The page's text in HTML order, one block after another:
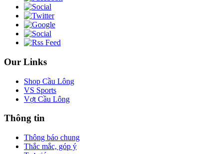
Our Links
Shop Cầu Lông
VS Sports
Vợt Cầu Lông
Thông tin
Thông báo chung
Thắc mắc, góp ý